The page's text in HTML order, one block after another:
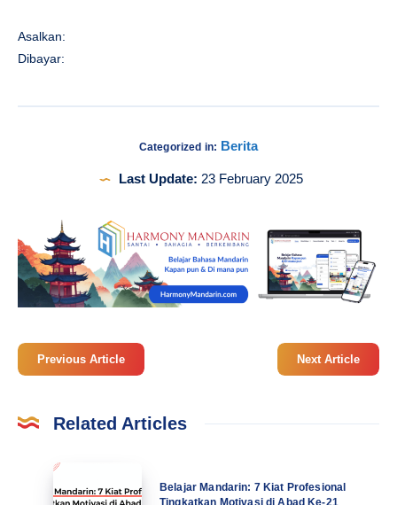
Asalkan:
Dibayar:
Categorized in: Berita
Last Update: 23 February 2025
Previous Article Next Article
Related Articles
Belajar
Mandarin:
Belajar Mandarin: 7 Kiat Profesional